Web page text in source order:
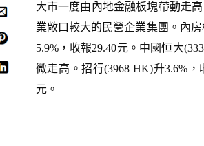
大市一度由內地金融板塊帶動走
業敞口較大的民營企業集團。內
5.9%，收報29.40元。中國恒大
微走高。招行(3968 HK)升3.6%
元。